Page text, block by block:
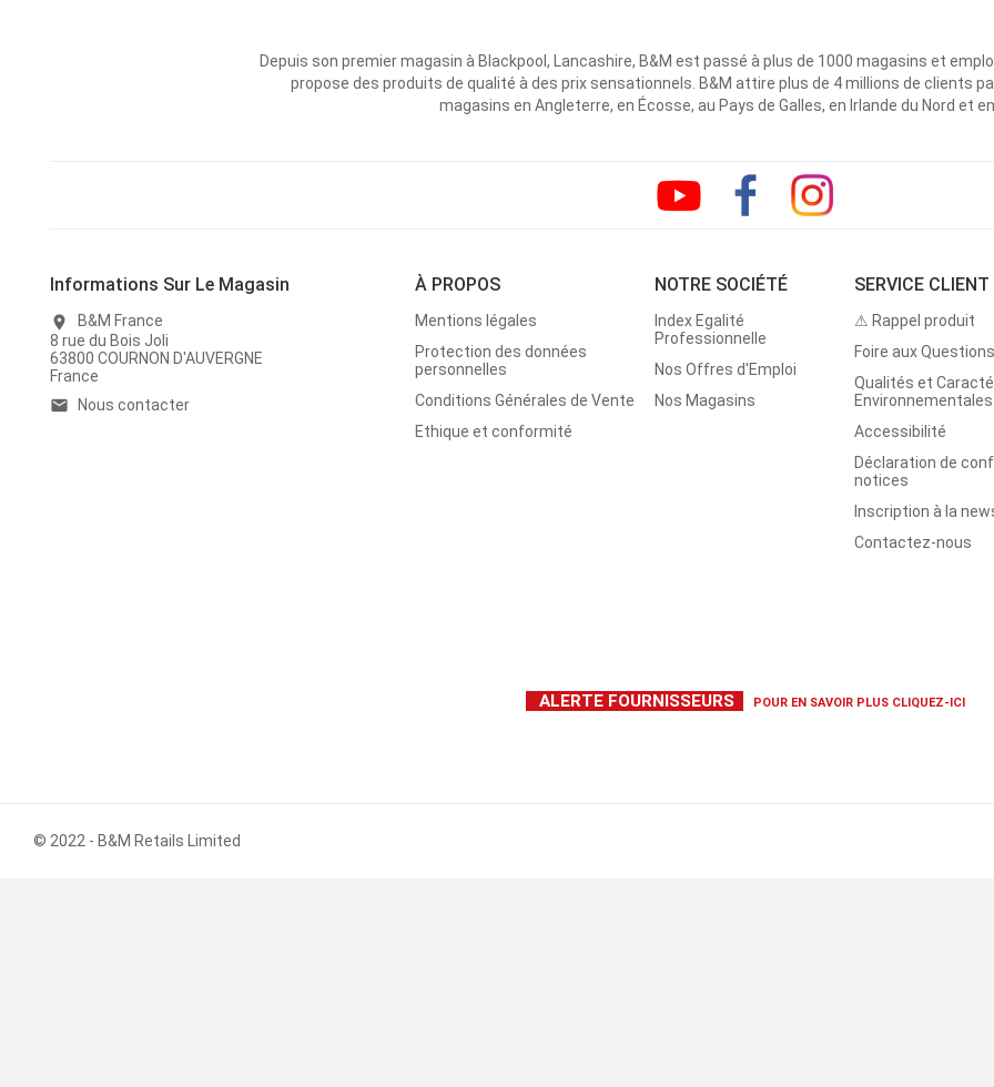
Depuis son premier magasin à Blackpool, Lancashire, B&M est passé à plus de 1000 magasins et
propose des produits de qualité à des prix sensationnels. B&M attire plus de 4 millions de clients
magasins en Angleterre, en Écosse, au Pays de Galles, en Irlande du Nord et
Informations Sur Le Magasin
location_on
B&M France
8 rue du Bois Joli
63800 COURNON D'AUVERGNE
France
email Nous contacter
À PROPOS
Mentions légales
Protection des données
personnelles
Conditions Générales de Vente
Ethique et conformité
NOTRE SOCIÉTÉ
Index Egalité
Professionnelle
Nos Offres d'Emploi
Nos Magasins
SERVICE CLIENT
⚠ Rappel produit
Foire aux
Qualités et
Environnementales
Accessibilité
Déclaration de
notices
Inscription à la
Contactez-nous
ALERTE FOURNISSEURS POUR EN SAVOIR PLUS CLIQUEZ-ICI
© 2022 - B&M Retails Limited